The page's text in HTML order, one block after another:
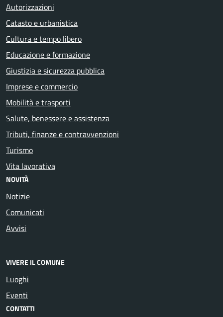
Autorizzazioni
Catasto e urbanistica
Cultura e tempo libero
Educazione e formazione
Giustizia e sicurezza pubblica
Imprese e commercio
Mobilità e trasporti
Salute, benessere e assistenza
Tributi, finanze e contravvenzioni
Turismo
Vita lavorativa
NOVITÀ
Notizie
Comunicati
Avvisi
VIVERE IL COMUNE
Luoghi
Eventi
CONTATTI